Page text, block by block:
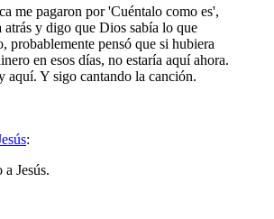
me pagaron por 'Cuéntalo como es',
atrás y digo que Dios sabía lo que
probablemente pensó que si hubiera
en esos días, no estaría aquí ahora.
aquí. Y sigo cantando la canción.
:
Jesús.